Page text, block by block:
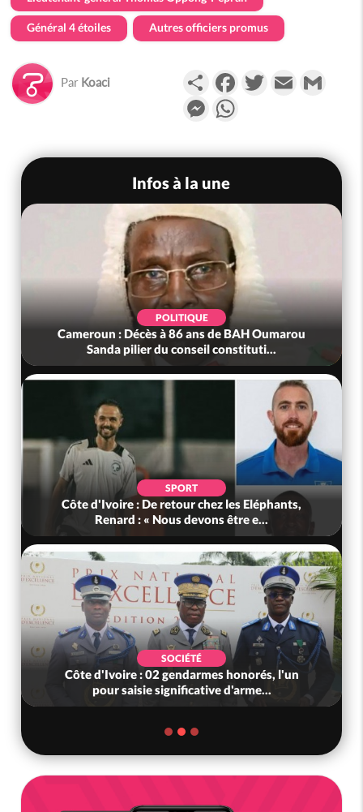
Général 4 étoiles Autres officiers promus
Par Koaci PartagerFacebookTwitterEmail
Messenger
Infos à la une
POLITIQUE
Cameroun : Décès à 86 ans de BAH Oumarou
Sanda pilier du conseil constituti...
SPORT
Côte d'Ivoire : De retour chez les Eléphants,
Renard : « Nous devons être e...
SOCIÉTÉ
Côte d'Ivoire : 02 gendarmes honorés, l'un
pour saisie significative d'arme...